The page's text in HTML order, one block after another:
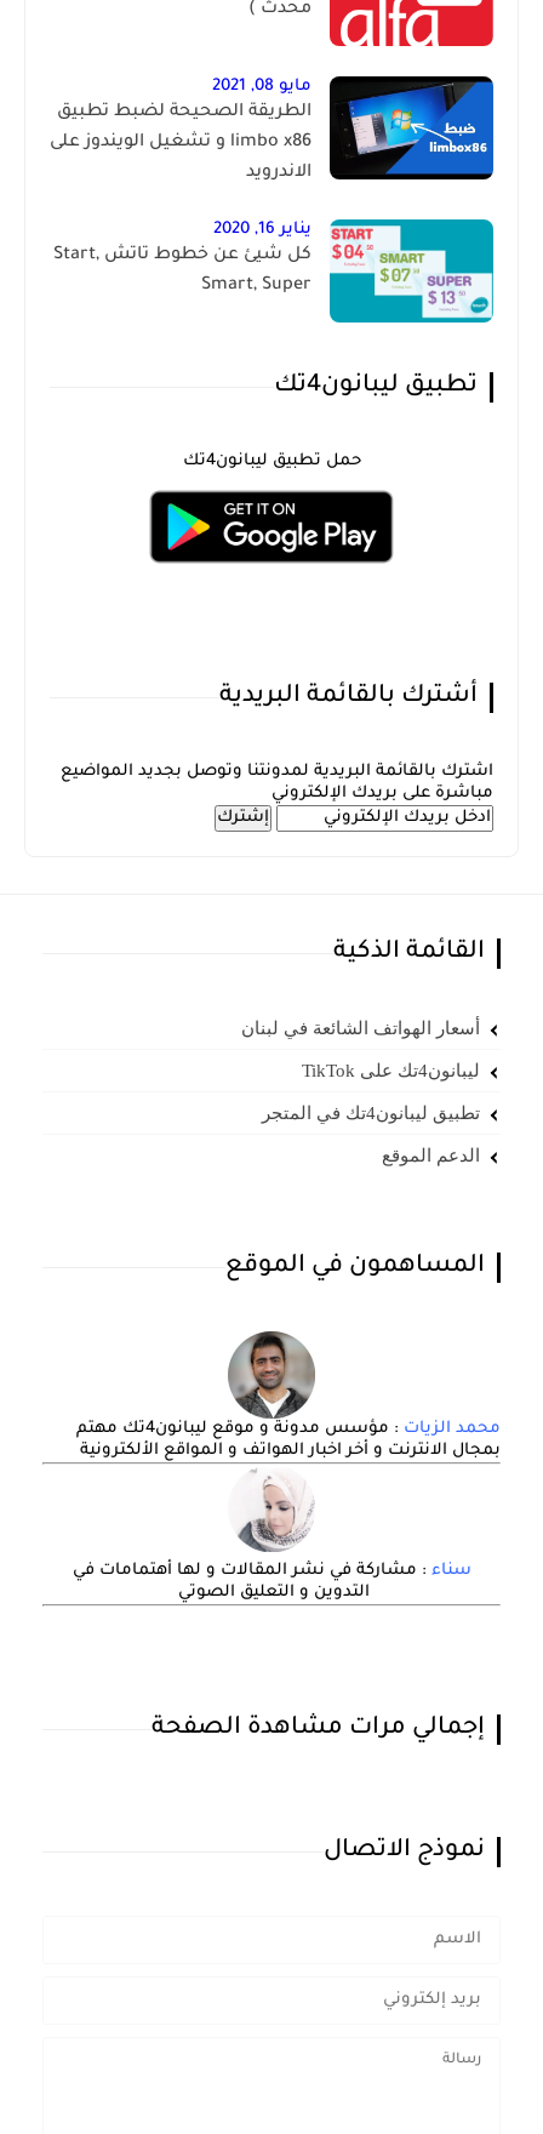
محدث )
مايو 08, 2021
الطريقة الصحيحة لضبط تطبيق
limbo x86 و تشغيل الويندوز على
الاندرويد
يناير 16, 2020
كل شيئ عن خطوط تاتش Start,
Smart, Super
تطبيق ليبانون4تك
حمل تطبيق ليبانون4تك
أشترك بالقائمة البريدية
اشترك بالقائمة البريدية لمدونتنا وتوصل بجديد المواضيع
مباشرة على بريدك الإلكتروني
القائمة الذكية
أسعار الهواتف الشائعة في لبنان
ليبانون4تك على TikTok
تطبيق ليبانون4تك في المتجر
الدعم الموقع
المساهمون في الموقع
محمد الزيات
: مؤسس مدونة و موقع ليبانون4تك مهتم
بمجال الانترنت و أخر اخبار الهواتف و المواقع الألكترونية
سناء : مشاركة في نشر المقالات و لها أهتمامات في
التدوين و التعليق الصوتي
إجمالي مرات مشاهدة الصفحة
نموذج الاتصال